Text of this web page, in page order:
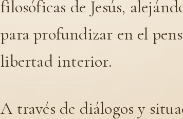
filosóficas de Jesús,
para profundizar en el
libertad interior.
A través de diálogos y